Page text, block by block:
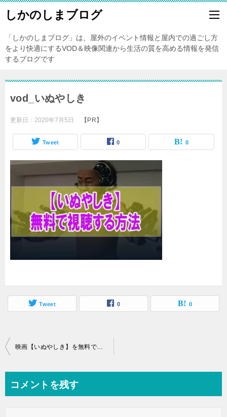
しかのしまブログ
「しかのしまブログ」は、屋外のイベント情報と屋内での過ごし方
をより快適にするVOD＆映像関連から生活の質を高める情報を発信
するブログです
vod_いぬやしき
更新日： 2020年7月5日 【PR】
Tweet 0 0
Tweet 0 0
投
ビ
映画【いぬやしき】を無料でフル動画視聴する方法はU-NEXT一択！
コメントを残す